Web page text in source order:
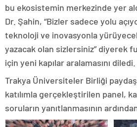
bu ekosistemin merkezinde yer
Dr. Şahin, “Bizler sadece yolu
teknoloji ve inovasyonla
yazacak olan sizlersiniz” diyerek
için yeni kapılar aralamasını diledi.
Trakya Üniversiteler Birliği
katılımla gerçekleştirilen panel,
soruların yanıtlanmasının